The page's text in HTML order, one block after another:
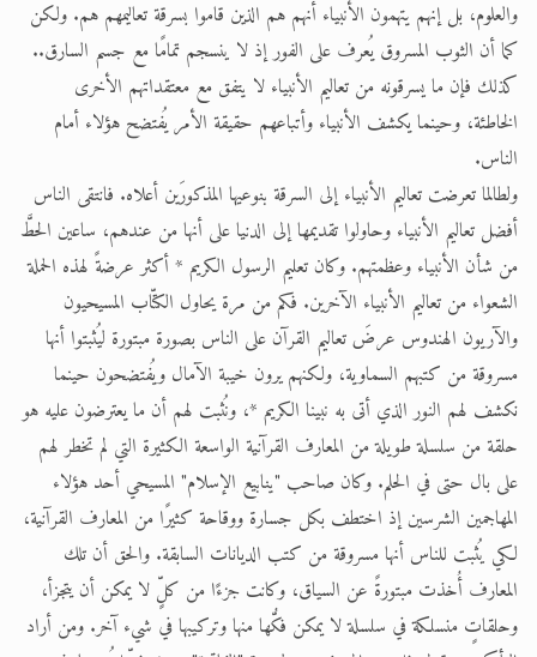
والعلوم، بل إنهم يتهمون الأنبياء أنهم هم الذين قاموا بسرقة تعاليمهم هم. ولكن
كما أن الثوب المسروق يُعرف على الفور إذ لا ينسجم تمامًا مع جسم السارق..
كذلك فإن ما يسرقونه من تعاليم الأنبياء لا يتفق مع معتقداتهم الأخرى
الخاطئة، وحينما يكشف الأنبياء وأتباعهم حقيقة الأمر يُفتضح هؤلاء أمام
الناس.
ولطالما تعرضت تعاليم الأنبياء إلى السرقة بنوعيها المذكورَين أعلاه. فانتقى الناس
أفضل تعاليم الأنبياء وحاولوا تقديمها إلى الدنيا على أنها من عندهم، ساعين الحطَّ
من شأن الأنبياء وعظمتهم. وكان تعليم الرسول الكريم * أكثر عرضةً لهذه الحملة
الشعواء من تعاليم الأنبياء الآخرين. فكم من مرة يحاول الكتّاب المسيحيون
والآريون الهندوس عرضَ تعاليم القرآن على الناس بصورة مبتورة ليُثبتوا أنها
مسروقة من كتبهم السماوية، ولكنهم يرون خيبة الآمال ويُفتضحون حينما
نكشف لهم النور الذي أتى به نبينا الكريم *، ونُثبت لهم أن ما يعترضون عليه هو
حلقة من سلسلة طويلة من المعارف القرآنية الواسعة الكثيرة التي لم تخطر لهم
على بال حتى في الحلم. وكان صاحب "ينابيع الإسلام" المسيحي أحد هؤلاء
المهاجمين الشرسين إذ اختطف بكل جسارة ووقاحة كثيرًا من المعارف القرآنية،
لكي يُثبت للناس أنها مسروقة من كتب الديانات السابقة. والحق أن تلك
المعارف أُخذت مبتورةً عن السياق، وكانت جزءًا من كلٍّ لا يمكن أن يتجزأ،
وحلقاتٍ منسلكة في سلسلة لا يمكن فكُّها منها وتركيبها في شيء آخر. ومن أراد